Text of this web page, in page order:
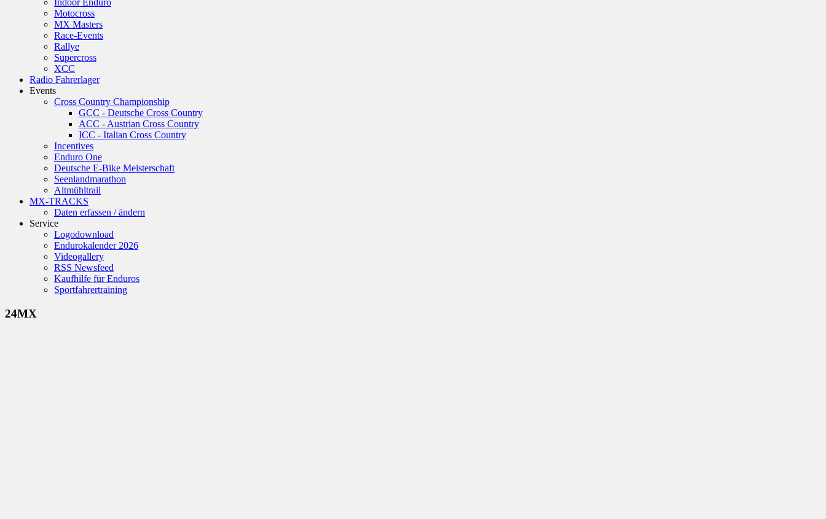
Indoor Enduro
Motocross
MX Masters
Race-Events
Rallye
Supercross
XCC
Radio Fahrerlager
Events
Cross Country Championship
GCC - Deutsche Cross Country
ACC - Austrian Cross Country
ICC - Italian Cross Country
Incentives
Enduro One
Deutsche E-Bike Meisterschaft
Seenlandmarathon
Altmühltrail
MX-TRACKS
Daten erfassen / ändern
Service
Logodownload
Endurokalender 2026
Videogallery
RSS Newsfeed
Kaufhilfe für Enduros
Sportfahrertraining
24MX